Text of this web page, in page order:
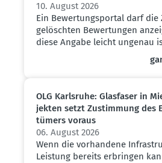
10. August 2026
Ein Bewertungsportal darf die
gelöschten Bewertungen
diese Angabe leicht ungenau
OLG Karlsruhe: Glasfaser in
jekten setzt Zustimmung des
tümers voraus
06. August 2026
Wenn die vorhandene
Leistung bereits erbringen